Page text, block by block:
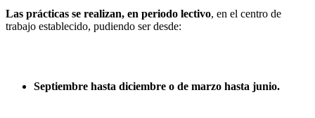
Las prácticas se realizan, en periodo lectivo, en el centro de
trabajo establecido, pudiendo ser desde:
Septiembre hasta diciembre o de marzo hasta junio.